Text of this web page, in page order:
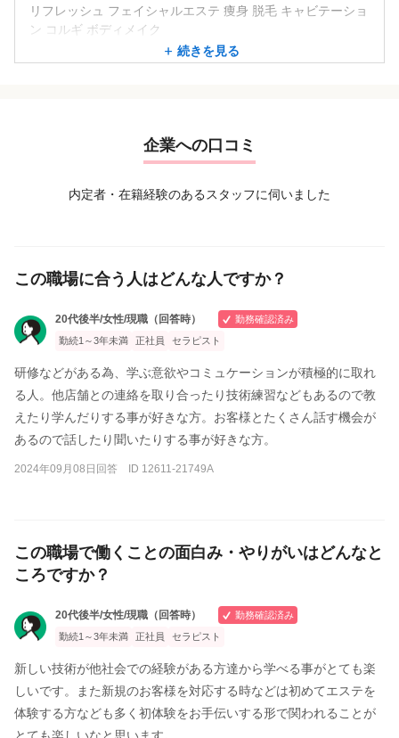
リフレッシュ フェイシャルエステ 痩身 脱毛 キャビテーショ
ン コルギ ボディメイク
骨盤美容整体 25分 ¥6000
脚痩せコース70分 ¥13600
続きを見る
企業への口コミ
内定者・在籍経験のあるスタッフに伺いました
この職場に合う人はどんな人ですか？
20代後半/女性/現職（回答時）
勤務確認済み
勤続1～3年未満
正社員 セラピスト
研修などがある為、学ぶ意欲やコミュケーションが積極的に取れ
る人。他店舗との連絡を取り合ったり技術練習などもあるので教
えたり学んだりする事が好きな方。お客様とたくさん話す機会が
あるので話したり聞いたりする事が好きな方。
2024年09月08日回答 ID 12611-21749A
この職場で働くことの面白み・やりがいはどんなと
ころですか？
20代後半/女性/現職（回答時）
勤務確認済み
勤続1～3年未満
正社員 セラピスト
新しい技術が他社会での経験がある方達から学べる事がとても楽
しいです。また新規のお客様を対応する時などは初めてエステを
体験する方なども多く初体験をお手伝いする形で関われることが
とても楽しいなと思います。